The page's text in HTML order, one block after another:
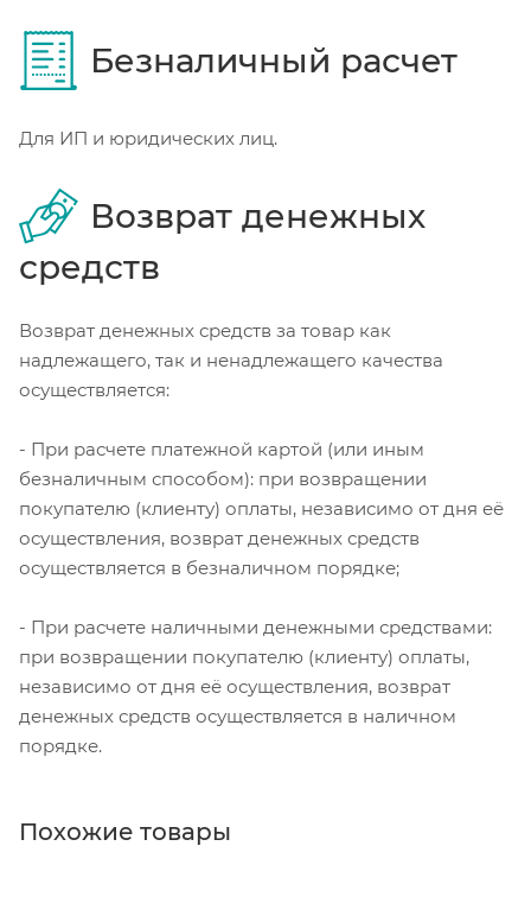
Безналичный расчет
Для ИП и юридических лиц.
Возврат денежных
средств
Возврат денежных средств за товар как
надлежащего, так и ненадлежащего качества
осуществляется:
- При расчете платежной картой (или иным
безналичным способом): при возвращении
покупателю (клиенту) оплаты, независимо от дня её
осуществления, возврат денежных средств
осуществляется в безналичном порядке;
- При расчете наличными денежными средствами:
при возвращении покупателю (клиенту) оплаты,
независимо от дня её осуществления, возврат
денежных средств осуществляется в наличном
порядке.
Похожие товары